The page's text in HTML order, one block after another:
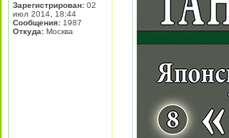
Зарегистрирован: 02
июл 2014, 18:44
Сообщения: 1987
Откуда: Москва